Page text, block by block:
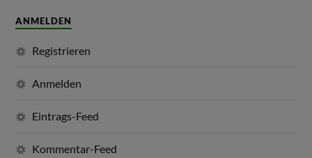
ANMELDEN
Registrieren
Anmelden
Eintrags-Feed
Kommentar-Feed